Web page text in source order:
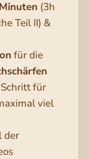
(3h
Teil II) &
für die
für
viel
der